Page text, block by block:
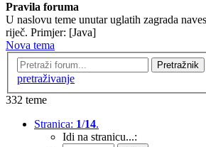
Pravila foruma
U naslovu teme unutar uglatih zagrada
riječ. Primjer: [Java]
Nova tema
Pretražnik
pretraživanje
332 teme
Stranica: 1/14.
Idi na stranicu...: